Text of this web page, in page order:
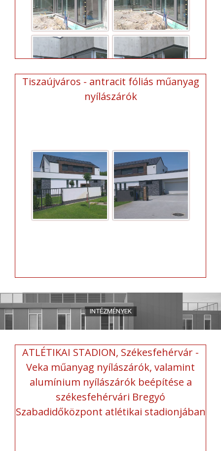
Tiszaújváros - antracit fóliás műanyag
nyílászárók
ATLÉTIKAI STADION, Székesfehérvár -
Veka műanyag nyílászárók, valamint
alumínium nyílászárók beépítése a
székesfehérvári Bregyó
Szabadidőközpont atlétikai stadionjában